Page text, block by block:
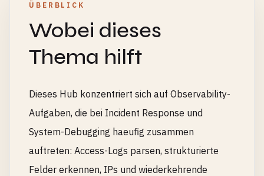
ÜBERBLICK
Wobei dieses
Thema hilft
Dieses Hub konzentriert sich auf Observability-
Aufgaben, die bei Incident Response und
System-Debugging haeufig zusammen
auftreten: Access-Logs parsen, strukturierte
Felder erkennen, IPs und wiederkehrende